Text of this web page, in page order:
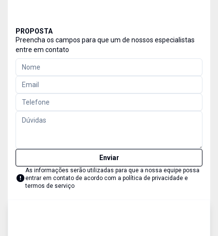
PROPOSTA
Preencha os campos para que um de nossos especialistas
entre em contato
Enviar
As informações serão utilizadas para que a nossa equipe possa
entrar em contato de acordo com a política de privacidade e
termos de serviço